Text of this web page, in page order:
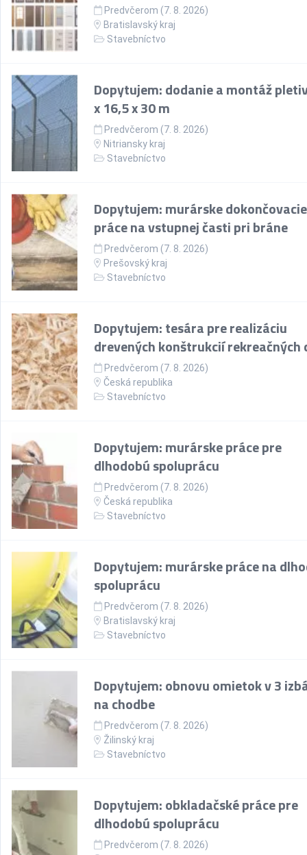
Predvčerom (7. 8. 2026)
Bratislavský kraj
Stavebníctvo
Dopytujem: dodanie a montáž
x 16,5 x 30 m
Predvčerom (7. 8. 2026)
Nitriansky kraj
Stavebníctvo
Dopytujem: murárske dokončovacie
práce na vstupnej časti pri bráne
Predvčerom (7. 8. 2026)
Prešovský kraj
Stavebníctvo
Dopytujem: tesára pre realizáciu
drevených konštrukcií rekreačných
Predvčerom (7. 8. 2026)
Česká republika
Stavebníctvo
Dopytujem: murárske práce pre
dlhodobú spoluprácu
Predvčerom (7. 8. 2026)
Česká republika
Stavebníctvo
Dopytujem: murárske práce na
spoluprácu
Predvčerom (7. 8. 2026)
Bratislavský kraj
Stavebníctvo
Dopytujem: obnovu omietok v 3
na chodbe
Predvčerom (7. 8. 2026)
Žilinský kraj
Stavebníctvo
Dopytujem: obkladačské práce pre
dlhodobú spoluprácu
Predvčerom (7. 8. 2026)